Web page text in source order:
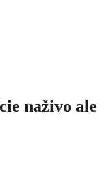
naživo ale